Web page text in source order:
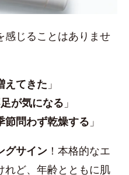
感じることはありませ
えてきた 」
が気になる 」
節問わず乾燥する 」
グサイン ！本格的なエ
れど、年齢とともに肌